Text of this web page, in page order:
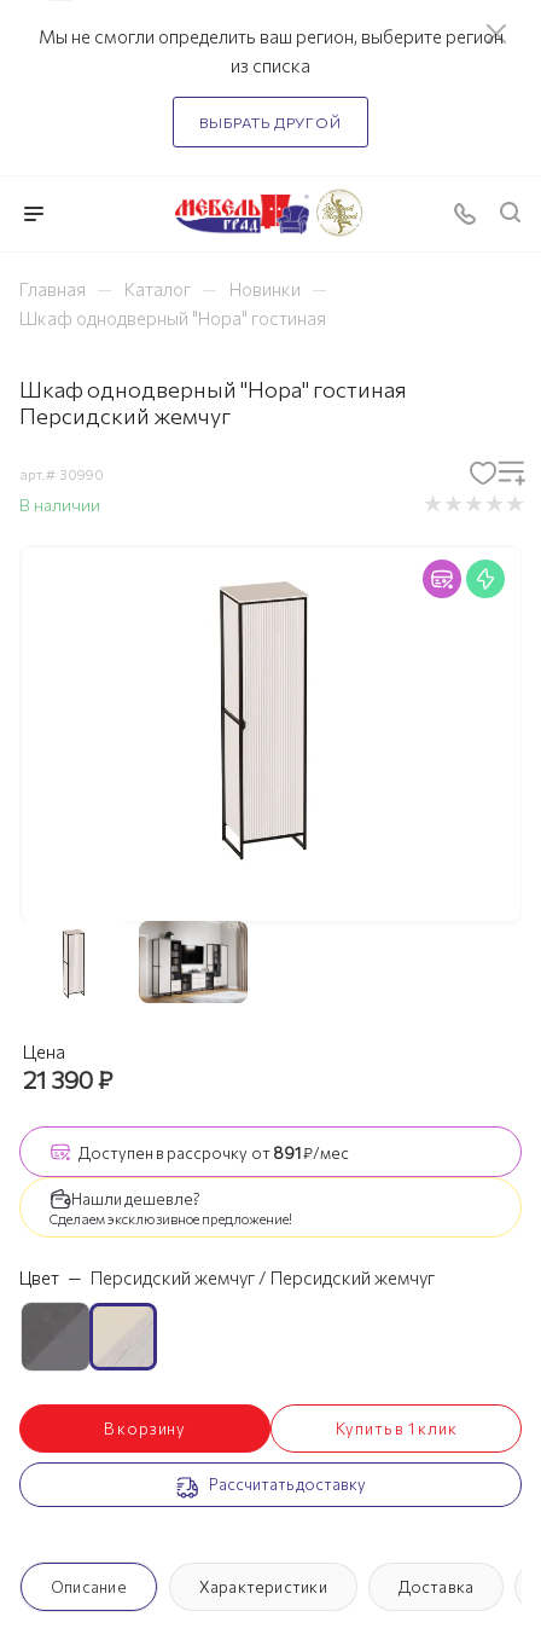
Мы не смогли определить ваш регион, выберите регион
из списка
ВЫБРАТЬ ДРУГОЙ
Главная — Каталог — Новинки —
Шкаф однодверный "Нора" гостиная
Шкаф однодверный "Нора" гостиная
Персидский жемчуг
арт.# 30990
В наличии
Цена
21 390₽
Доступен в рассрочку от891₽/мес
Нашли дешевле?
Сделаем эксклюзивное предложение!
Цвет — Персидский жемчуг / Персидский жемчуг
В корзину Купить в 1 клик
Рассчитать доставку
Описание Характеристики Доставка